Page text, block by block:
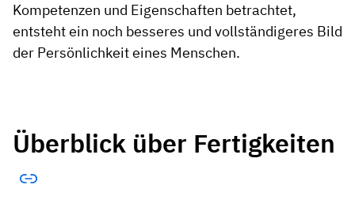
Kompetenzen und Eigenschaften betrachtet,
entsteht ein noch besseres und vollständigeres Bild
der Persönlichkeit eines Menschen.
Überblick über Fertigkeiten